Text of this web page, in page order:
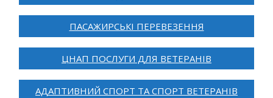
ПАСАЖИРСЬКІ ПЕРЕВЕЗЕННЯ
ЦНАП ПОСЛУГИ ДЛЯ ВЕТЕРАНІВ
АДАПТИВНИЙ СПОРТ ТА СПОРТ ВЕТЕРАНІВ